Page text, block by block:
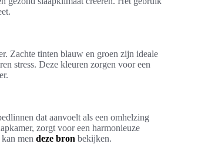
Zachte tinten blauw en groen zijn ideale
stress. Deze kleuren zorgen voor een
dat aanvoelt als een omhelzing
zorgt voor een harmonieuze
men deze bron bekijken.